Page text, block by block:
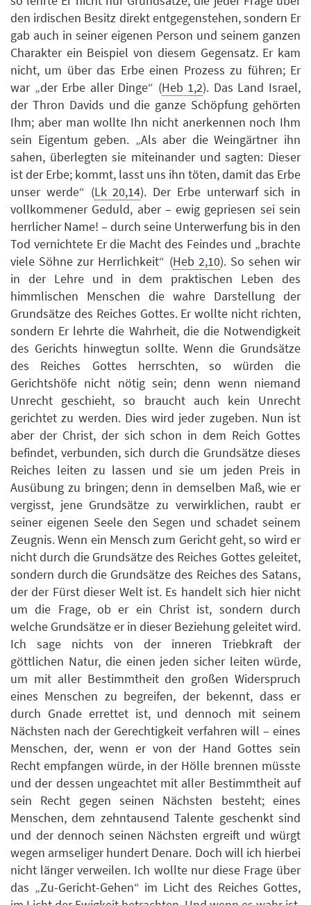
den irdischen Besitz direkt entgegenstehen, sondern Er
gab auch in seiner eigenen Person und seinem ganzen
Charakter ein Beispiel von diesem Gegensatz. Er kam
nicht, um über das Erbe einen Prozess zu führen; Er
war „der Erbe aller Dinge“ (Heb 1,2). Das Land Israel,
der Thron Davids und die ganze Schöpfung gehörten
Ihm; aber man wollte Ihn nicht anerkennen noch Ihm
sein Eigentum geben. „Als aber die Weingärtner ihn
sahen, überlegten sie miteinander und sagten: Dieser
ist der Erbe; kommt, lasst uns ihn töten, damit das Erbe
unser werde“ (Lk 20,14). Der Erbe unterwarf sich in
vollkommener Geduld, aber – ewig gepriesen sei sein
herrlicher Name! – durch seine Unterwerfung bis in den
Tod vernichtete Er die Macht des Feindes und „brachte
viele Söhne zur Herrlichkeit“ (Heb 2,10). So sehen wir
in der Lehre und in dem praktischen Leben des
himmlischen Menschen die wahre Darstellung der
Grundsätze des Reiches Gottes. Er wollte nicht richten,
sondern Er lehrte die Wahrheit, die die Notwendigkeit
des Gerichts hinwegtun sollte. Wenn die Grundsätze
des Reiches Gottes herrschten, so würden die
Gerichtshöfe nicht nötig sein; denn wenn niemand
Unrecht geschieht, so braucht auch kein Unrecht
gerichtet zu werden. Dies wird jeder zugeben. Nun ist
aber der Christ, der sich schon in dem Reich Gottes
befindet, verbunden, sich durch die Grundsätze dieses
Reiches leiten zu lassen und sie um jeden Preis in
Ausübung zu bringen; denn in demselben Maß, wie er
vergisst, jene Grundsätze zu verwirklichen, raubt er
seiner eigenen Seele den Segen und schadet seinem
Zeugnis. Wenn ein Mensch zum Gericht geht, so wird er
nicht durch die Grundsätze des Reiches Gottes geleitet,
sondern durch die Grundsätze des Reiches des Satans,
der der Fürst dieser Welt ist. Es handelt sich hier nicht
um die Frage, ob er ein Christ ist, sondern durch
welche Grundsätze er in dieser Beziehung geleitet wird.
Ich sage nichts von der inneren Triebkraft der
göttlichen Natur, die einen jeden sicher leiten würde,
um mit aller Bestimmtheit den großen Widerspruch
eines Menschen zu begreifen, der bekennt, dass er
durch Gnade errettet ist, und dennoch mit seinem
Nächsten nach der Gerechtigkeit verfahren will – eines
Menschen, der, wenn er von der Hand Gottes sein
Recht empfangen würde, in der Hölle brennen müsste
und der dessen ungeachtet mit aller Bestimmtheit auf
sein Recht gegen seinen Nächsten besteht; eines
Menschen, dem zehntausend Talente geschenkt sind
und der dennoch seinen Nächsten ergreift und würgt
wegen armseliger hundert Denare. Doch will ich hierbei
nicht länger verweilen. Ich wollte nur diese Frage über
das „Zu-Gericht-Gehen“ im Licht des Reiches Gottes,